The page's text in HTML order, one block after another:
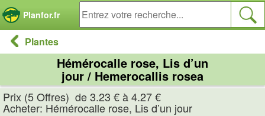
Planfor.fr
Plantes
Hémérocalle rose, Lis d’un
jour / Hemerocallis rosea
Prix (5 Offres) de 3.23 € à 4.27 €
Acheter: Hémérocalle rose, Lis d’un jour
Panneau de gestion des cookies